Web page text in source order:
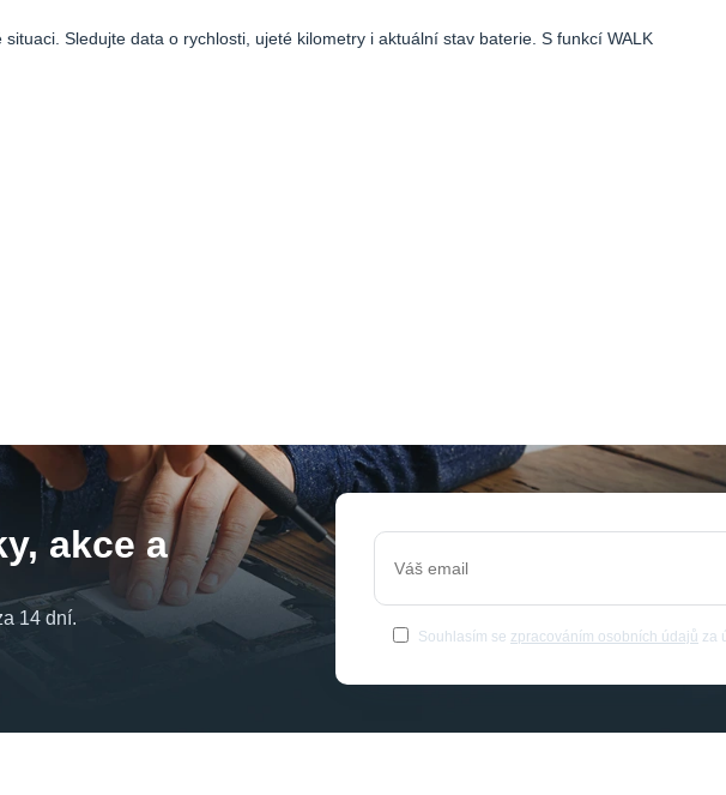
Sledujte data o rychlosti, ujeté kilometry i aktuální stav baterie. S funkcí WALK
akce a
14 dní.
Souhlasím se zpracováním osobních údajů za